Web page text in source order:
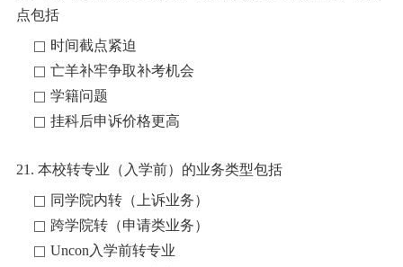
点包括
时间截点紧迫
亡羊补牢争取补考机会
学籍问题
挂科后申诉价格更高
21. 本校转专业（入学前）的业务类型包括
同学院内转（上诉业务）
跨学院转（申请类业务）
Uncon入学前转专业